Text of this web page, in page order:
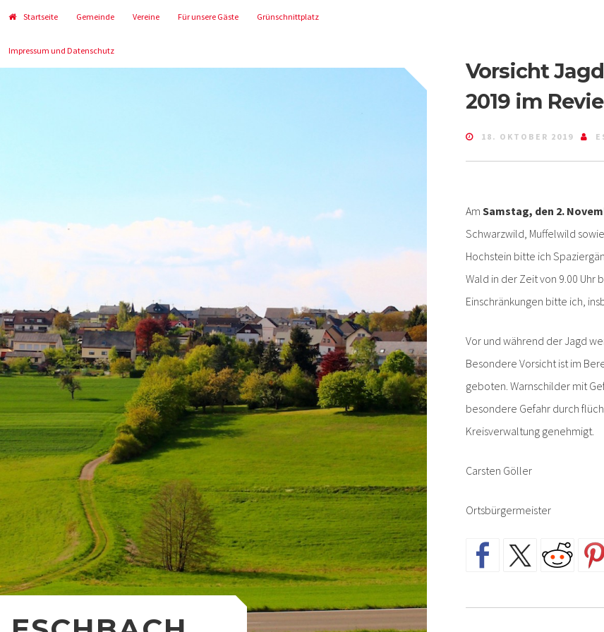
Startseite Gemeinde Vereine Für unsere Gäste Grünschnittplatz
Impressum und Datenschutz
Vorsicht
2019 im
18. OKTOBER 2019
Am Samstag, den 2.
Schwarzwild, Muffelwild
Hochstein bitte ich
Wald in der Zeit von 9.00 Uhr
Einschränkungen bitte ich,
Vor und während der Jagd
Besondere Vorsicht ist im
geboten. Warnschilder mit
besondere Gefahr durch
Kreisverwaltung genehmigt.
Carsten Göller
Ortsbürgermeister